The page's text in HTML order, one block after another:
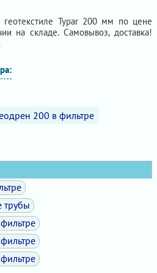
геотекстиле Typar 200 мм по цене
на складе. Самовывоз, доставка!
200 в фильтре
трубы